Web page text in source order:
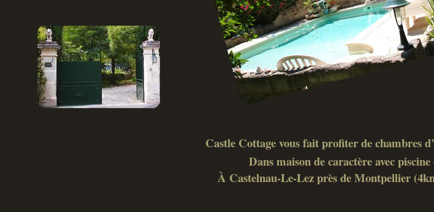
Castle Cottage vous fait profiter de chambres
Dans maison de caractère avec
À Castelnau-Le-Lez près de Montpellier